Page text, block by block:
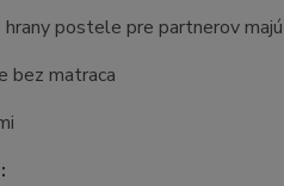
postele pre partnerov
bez matraca